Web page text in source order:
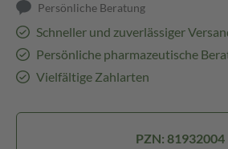
Persönliche Beratung
Schneller und zuverlässiger
Persönliche pharmazeutische
Vielfältige Zahlarten
PZN: 81932004